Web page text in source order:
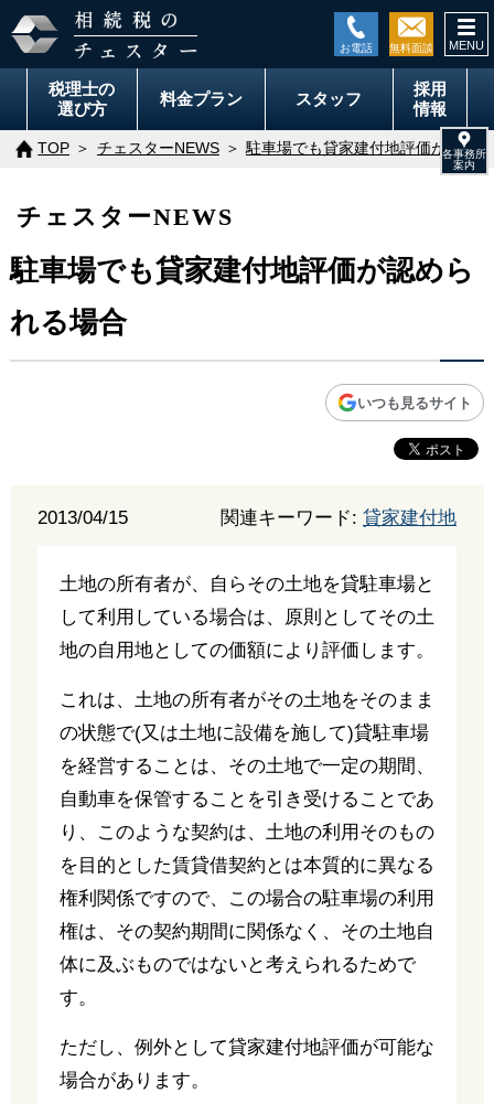
税理士の
選び方
料金プラン スタッフ
採用
情報
TOP チェスターNEWS 駐車場でも貸家建付地評価が認め
チェスターNEWS
駐車場でも貸家建付地評価が認めら
れる場合
いつも見るサイト
2013/04/15 関連キーワード:貸家建付地
土地の所有者が、自らその土地を貸駐車場と
して利用している場合は、原則としてその土
地の自用地としての価額により評価します。
これは、土地の所有者がその土地をそのまま
の状態で(又は土地に設備を施して)貸駐車場
を経営することは、その土地で一定の期間、
自動車を保管することを引き受けることであ
り、このような契約は、土地の利用そのもの
を目的とした賃貸借契約とは本質的に異なる
権利関係ですので、この場合の駐車場の利用
権は、その契約期間に関係なく、その土地自
体に及ぶものではないと考えられるためで
す。
ただし、例外として貸家建付地評価が可能な
場合があります。